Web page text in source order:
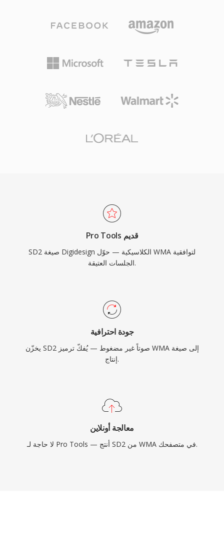
Pro Tools قديم
SD2 صيغة Digidesign الكلاسيكية — حوّل WMA لتوافقية
الجلسات العتيقة.
جودة احترافية
يخزّن SD2 صوتاً غير مضغوط — يُفكّ ترميز WMA إلى صيغة
إنتاج.
معالجة أونلاين
لا حاجة لـ Pro Tools — أنتج SD2 من WMA في متصفحك.